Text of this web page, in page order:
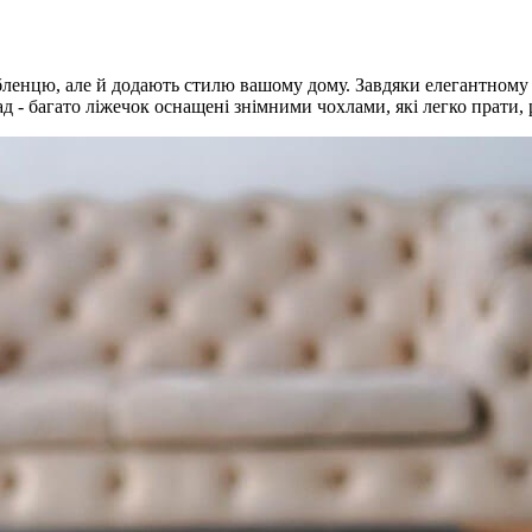
але й додають стилю вашому дому. Завдяки
- багато ліжечок оснащені знімними чохлами, які легко